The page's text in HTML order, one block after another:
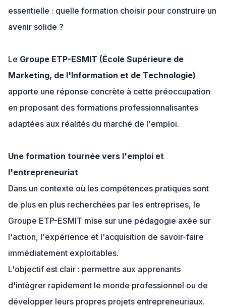
essentielle : quelle formation choisir pour construire un
avenir solide ?
Le Groupe ETP-ESMIT (École Supérieure de
Marketing, de l'Information et de Technologie)
apporte une réponse concrète à cette préoccupation
en proposant des formations professionnalisantes
adaptées aux réalités du marché de l'emploi.
Une formation tournée vers l'emploi et
l'entrepreneuriat
Dans un contexte où les compétences pratiques sont
de plus en plus recherchées par les entreprises, le
Groupe ETP-ESMIT mise sur une pédagogie axée sur
l'action, l'expérience et l'acquisition de savoir-faire
immédiatement exploitables.
L'objectif est clair : permettre aux apprenants
d'intégrer rapidement le monde professionnel ou de
développer leurs propres projets entrepreneuriaux.